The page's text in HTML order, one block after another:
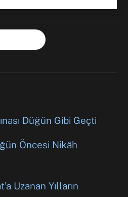
Düğün Gibi Geçti
Öncesi Nikâh
Uzanan Yılların